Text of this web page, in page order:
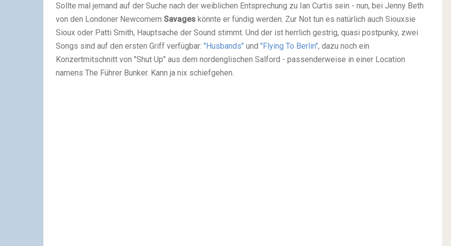
Sollte mal jemand auf der Suche nach der weiblichen Entsprechung zu Ian Curtis sein - nun, bei Jenny Beth
von den Londoner Newcomern Savages könnte er fündig werden. Zur Not tun es natürlich auch Siouxsie
Sioux oder Patti Smith, Hauptsache der Sound stimmt. Und der ist herrlich gestrig, quasi postpunky, zwei
Songs sind auf den ersten Griff verfügbar: "Husbands" und "Flying To Berlin", dazu noch ein
Konzertmitschnitt von "Shut Up" aus dem nordenglischen Salford - passenderweise in einer Location
namens The Führer Bunker. Kann ja nix schiefgehen.